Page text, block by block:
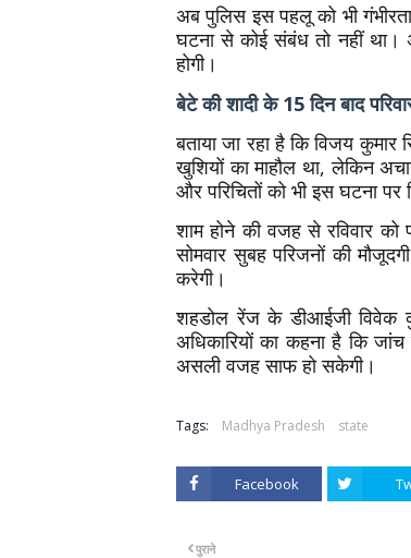
अब पुलिस इस पहलू को भी
घटना से कोई संबंध तो नहीं था।
होगी।
बेटे की शादी के 15 दिन बाद
बताया जा रहा है कि विजय
खुशियों का माहौल था, लेकिन
और परिचितों को भी इस घटना पर
शाम होने की वजह से रविवार को
सोमवार सुबह परिजनों की
करेगी।
शहडोल रेंज के डीआईजी विवेक
अधिकारियों का कहना है कि
असली वजह साफ हो सकेगी।
Tags: Madhya Pradesh state
Facebook
पुराने